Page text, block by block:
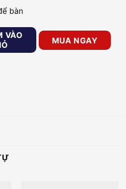
bàn
Dual 6MP IPC-S2XP-6M0WED 2
VÀO
MUA NGAY